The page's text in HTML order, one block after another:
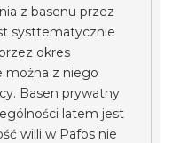
z basenu przez
systtematycznie
okres
można z niego
Basen prywatny
latem jest
willi w Pafos nie